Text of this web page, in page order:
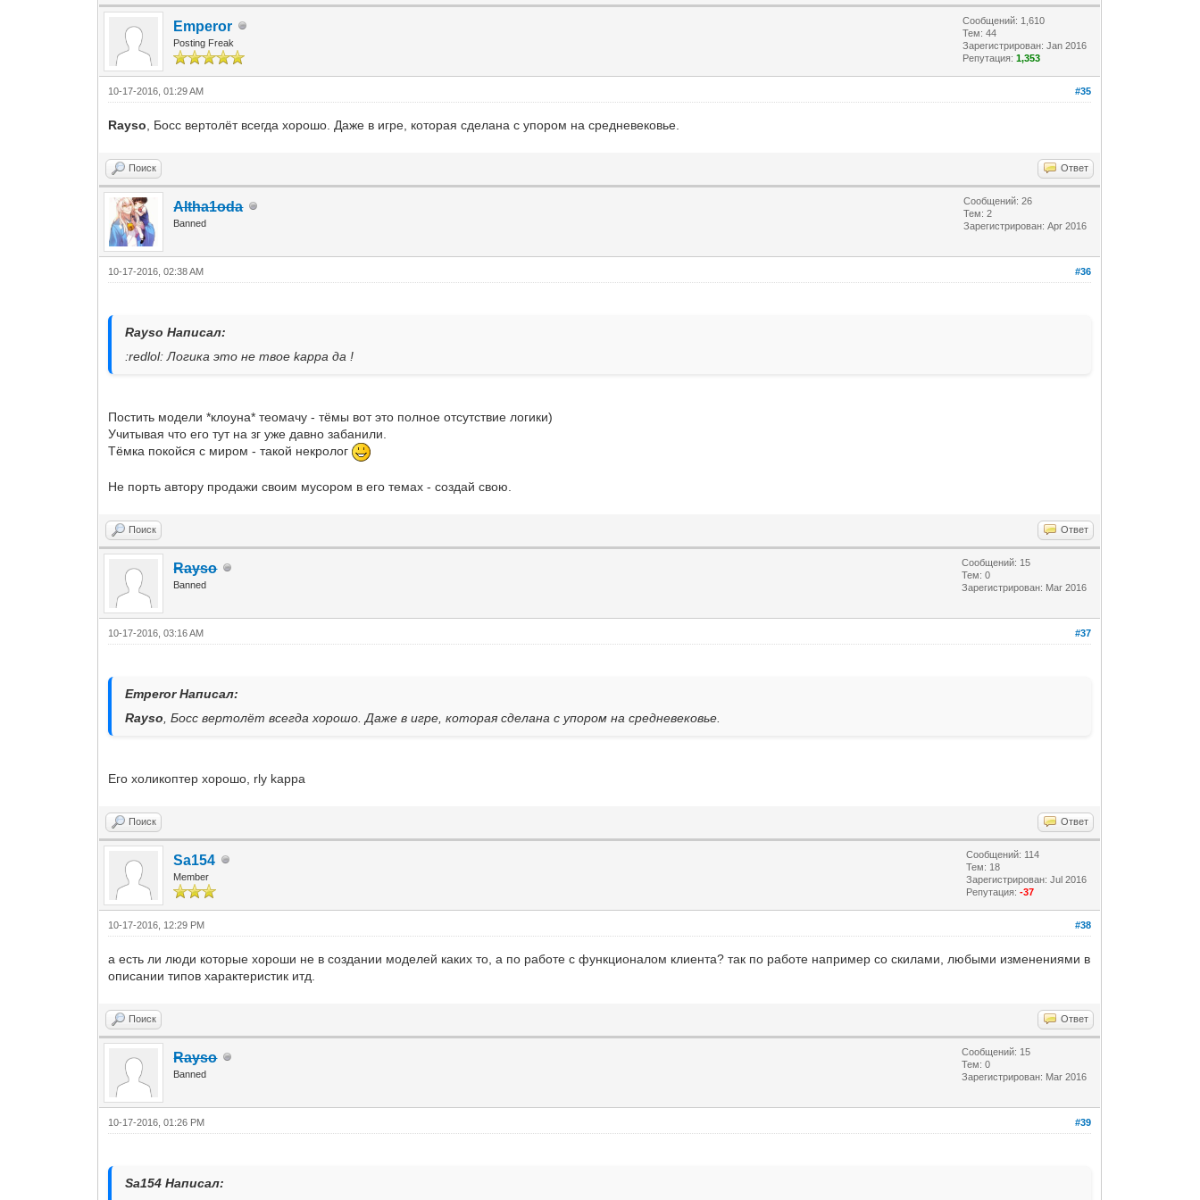
Emperor
Posting Freak
Сообщений: 1,610
Тем: 44
Зарегистрирован: Jan 2016
Репутация:1,353
#35
10-17-2016, 01:29 AM
Rayso , Босс вертолёт всегда хорошо. Даже в игре, которая сделана с упором на средневековье.
Поиск Ответ
Altha1oda
Banned
Сообщений: 26
Тем: 2
Зарегистрирован: Apr 2016
#36
10-17-2016, 02:38 AM
Rayso Написал:
:redlol: Логика это не твое kappa да !
Постить модели *клоуна* теомачу - тёмы вот это полное отсутствие логики)
Учитывая что его тут на зг уже давно забанили.
Тёмка покойся с миром - такой некролог
Не порть автору продажи своим мусором в его темах - создай свою.
Поиск Ответ
Rayso
Banned
Сообщений: 15
Тем: 0
Зарегистрирован: Mar 2016
#37
10-17-2016, 03:16 AM
Emperor Написал:
Rayso , Босс вертолёт всегда хорошо. Даже в игре, которая сделана с упором на средневековье.
Его холикоптер хорошо, rly kappa
Поиск Ответ
Sa154
Member
Сообщений: 114
Тем: 18
Зарегистрирован: Jul 2016
Репутация:-37
#38
10-17-2016, 12:29 PM
а есть ли люди которые хороши не в создании моделей каких то, а по работе с функционалом клиента? так по работе например со скилами, любыми изменениями в
описании типов характеристик итд.
Поиск Ответ
Rayso
Banned
Сообщений: 15
Тем: 0
Зарегистрирован: Mar 2016
#39
10-17-2016, 01:26 PM
Sa154 Написал: